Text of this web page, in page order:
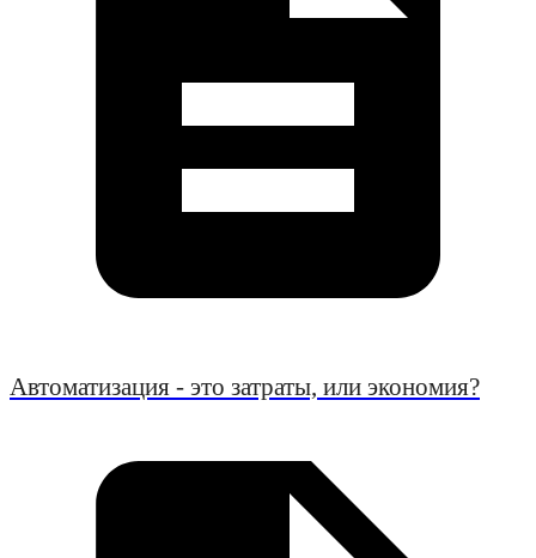
Автоматизация - это затраты, или экономия?